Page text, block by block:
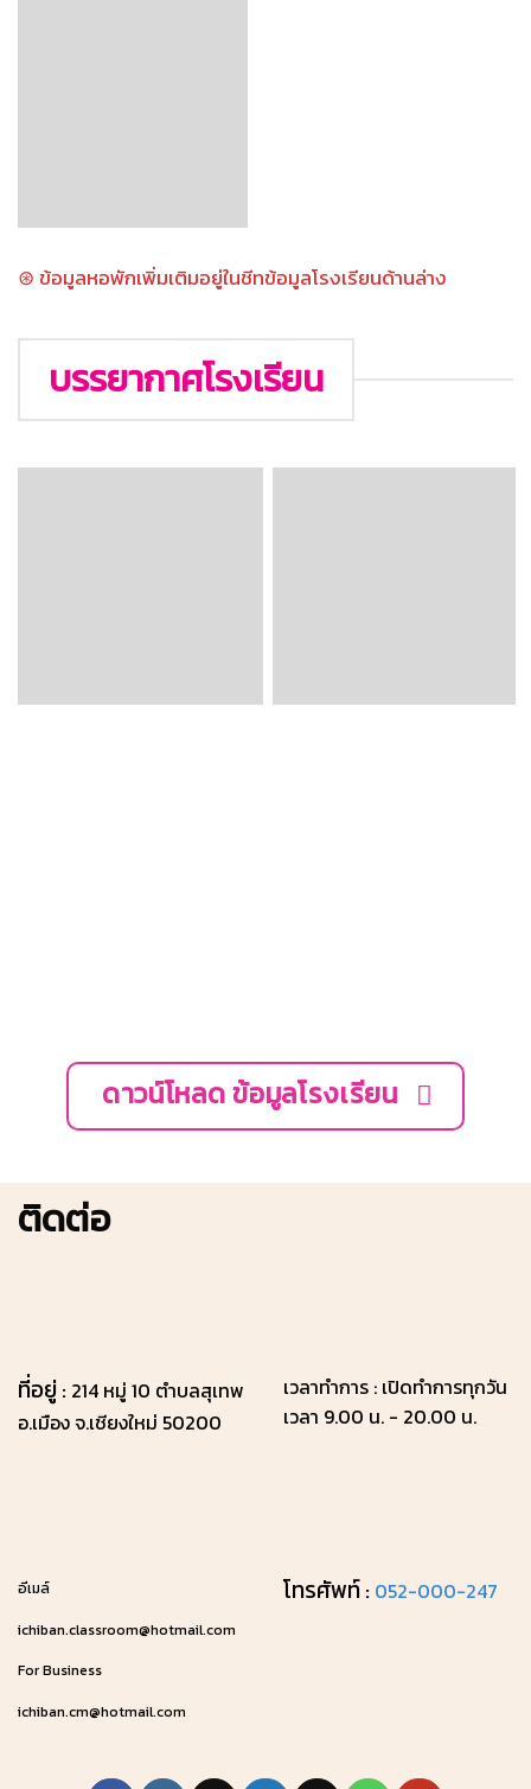
⊛ ข้อมูลหอพักเพิ่มเติมอยู่ในชีทข้อมูลโรงเรียนด้านล่าง
บรรยากาศโรงเรียน
ดาวน์โหลด ข้อมูลโรงเรียน
ติดต่อ
ที่อยู่ : 214 หมู่ 10 ตำบลสุเทพ
อ.เมือง จ.เชียงใหม่ 50200
เวลาทำการ : เปิดทำการทุกวัน
เวลา 9.00 น. - 20.00 น.
อีเมล์
ichiban.classroom@hotmail.com
For Business
ichiban.cm@hotmail.com
โทรศัพท์ : 052-000-247